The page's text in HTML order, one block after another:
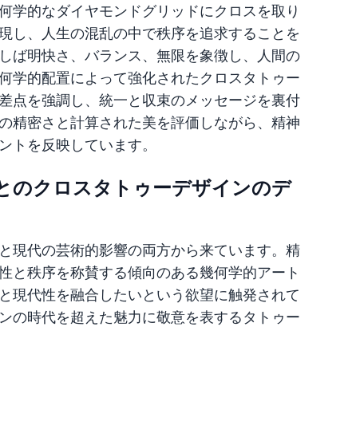
学的なダイヤモンドグリッドにクロスを取り
し、人生の混乱の中で秩序を追求することを
ば明快さ、バランス、無限を象徴し、人間の
学的配置によって強化されたクロスタトゥー
点を強調し、統一と収束のメッセージを裏付
精密さと計算された美を評価しながら、精神
トを反映しています。
のクロスタトゥーデザインのデ
現代の芸術的影響の両方から来ています。精
と秩序を称賛する傾向のある幾何学的アート
現代性を融合したいという欲望に触発されて
の時代を超えた魅力に敬意を表するタトゥー